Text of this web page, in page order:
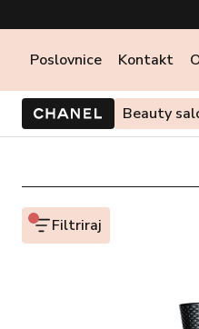
Poslovnice Kontakt
Beauty
PONUDE I
Filtriraj